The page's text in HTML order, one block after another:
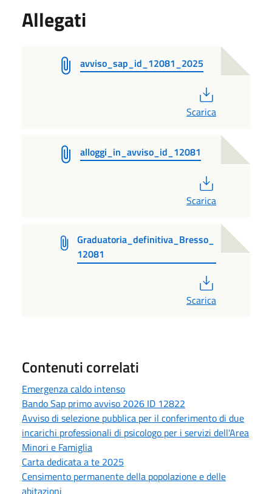
Allegati
avviso_sap_id_12081_2025
Scarica
alloggi_in_avviso_id_12081
Scarica
Graduatoria_definitiva_Bresso_
12081
Scarica
Contenuti correlati
Emergenza caldo intenso
Bando Sap primo avviso 2026 ID 12822
Avviso di selezione pubblica per il conferimento di due
incarichi professionali di psicologo per i servizi dell'Area
Minori e Famiglia
Carta dedicata a te 2025
Censimento permanente della popolazione e delle
abitazioni